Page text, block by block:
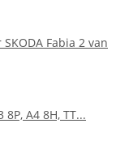
Fabia 2 van